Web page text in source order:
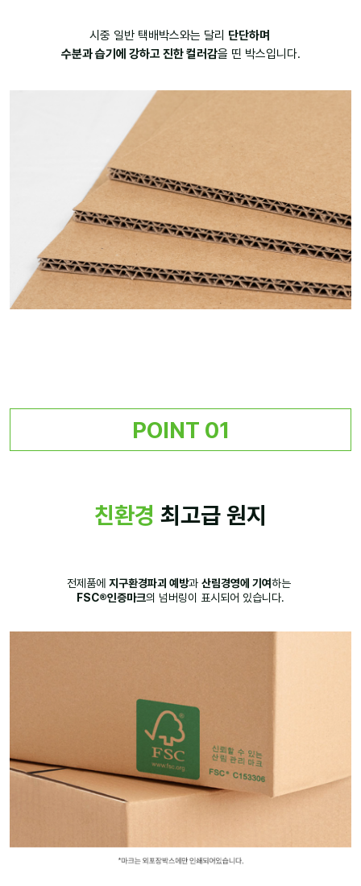
시중 일반 택배박스와는 달리 단단하며
수분과 습기에 강하고 진한 컬러감을 띤 박스입니다.
POINT 01
친환경 최고급 원지
전제품에 지구환경파괴 예방과 산림경영에 기여하는
FSC®인증마크의 넘버링이 표시되어 있습니다.